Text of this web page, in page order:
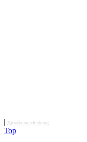
| Дизайн malchish.org
Top